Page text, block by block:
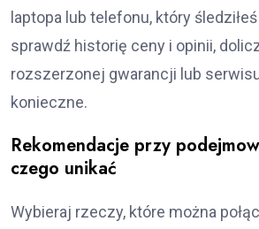
laptopa lub telefonu, który
sprawdź historię ceny i opinii,
rozszerzonej gwarancji lub
konieczne.
Rekomendacje przy
czego unikać
Wybieraj rzeczy, które można